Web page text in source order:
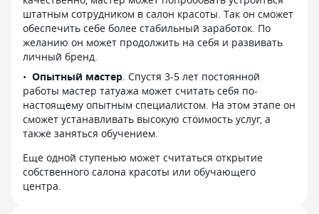
штатным сотрудником в салон красоты. Так он сможет
обеспечить себе более стабильный заработок. По
желанию он может продолжить на себя и развивать
личный бренд.
Опытный мастер. Спустя 3-5 лет постоянной
работы мастер татуажа может считать себя по-
настоящему опытным специалистом. На этом этапе он
сможет устанавливать высокую стоимость услуг, а
также заняться обучением.
Еще одной ступенью может считаться открытие
собственного салона красоты или обучающего
центра.